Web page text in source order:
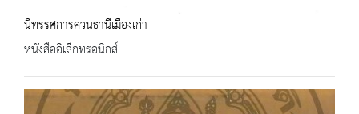
นิทรรศการควนธานีเมืองเก่า
หนังสืออิเล็กทรอนิกส์